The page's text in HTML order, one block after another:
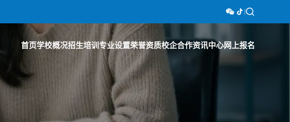
首页学校概况招生培训 专业设置荣誉资质校企合作资讯中心网上报名